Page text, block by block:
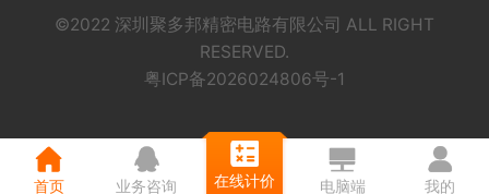
©2022 深圳聚多邦精密电路有限公司 ALL RIGHT
RESERVED.
粤ICP备2026024806号-1
首页 业务咨询 在线计价 电脑端 我的